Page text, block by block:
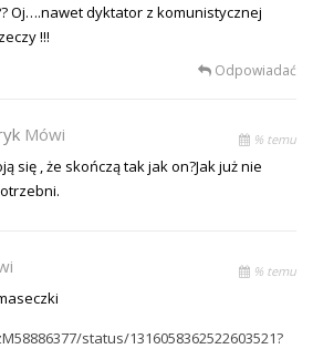
Oj….nawet dyktator z komunistycznej
!!!
Odpowiadać
Mówi % temu
się , że skończą tak jak on?Jak już nie
% temu
status/1316058362522603521?